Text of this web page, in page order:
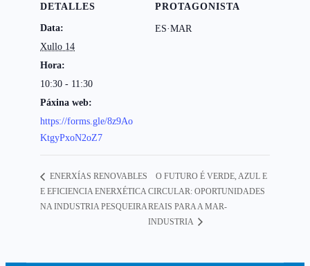
DETALLES
Data:
Xullo 14
Hora:
10:30 - 11:30
Páxina web:
https://forms.gle/8z9Ao
KtgyPxoN2oZ7
PROTAGONISTA
ES·MAR
ENERXÍAS RENOVABLES
E EFICIENCIA ENERXÉTICA
NA INDUSTRIA PESQUEIRA
O FUTURO É VERDE, AZUL E
CIRCULAR: OPORTUNIDADES
REAIS PARA A MAR-
INDUSTRIA